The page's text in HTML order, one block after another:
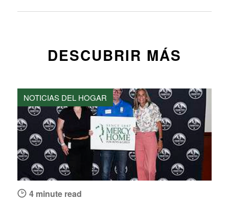
DESCUBRIR MÁS
NOTICIAS DEL HOGAR
4 minute read